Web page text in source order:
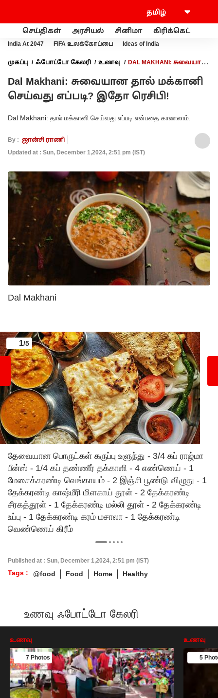
செய்திகள் அரசியல் சினிமா கிரிக்கெட்
India At 2047 FIFA உலக்கோப்பை Ideas of India
முகப்பு ஃபோட்டோ கேலரி உணவு
DAL MAKHANI: சுவையான
Dal Makhani: சுவையான தால் மக்கானி
செய்வது எப்படி? இதோ ரெசிபி!
Dal Makhani: தால் மக்கானி செய்வது எப்படி என்பதை காணலாம்.
By : ஜான்சி ராணி
Updated at : Sun, December 1,2024, 2:51 pm (IST)
Dal Makhani
1/5
தேவையான பொருட்கள் கருப்பு உளுந்து - 3/4 கப் ராஜ்மா
பீன்ஸ் - 1/4 கப் தண்ணீர் தக்காளி - 4 எண்ணெய் - 1
மேசைக்கரண்டி வெங்காயம் - 2 இஞ்சி பூண்டு விழுது - 1
தேக்கரண்டி காஷ்மீரி மிளகாய் தூள் - 2 தேக்கரண்டி
சீரகத்தூள் - 1 தேக்கரண்டி மல்லி தூள் - 2 தேக்கரண்டி
உப்பு - 1 தேக்கரண்டி கரம் மசாலா - 1 தேக்கரண்டி
வெண்ணெய் கிரீம்
Published at : Sun, December 1,2024, 2:51 pm (IST)
Tags : @food Food Home Healthy
உணவு ஃபோட்டோ கேலரி
உணவு
7 Photos
உணவு
5